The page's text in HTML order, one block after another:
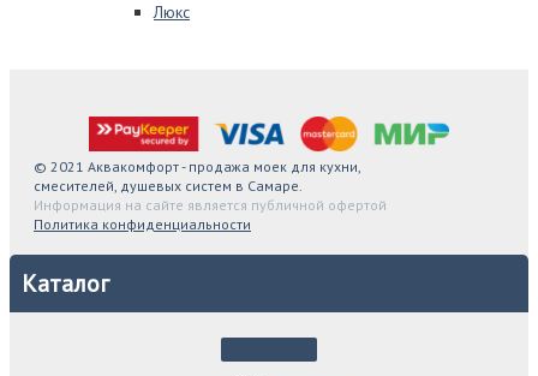
Люкс
© 2021 Аквакомфорт - продажа моек для кухни,
смесителей, душевых систем в Самаре.
Информация на сайте является публичной офертой
Политика конфиденциальности
Каталог